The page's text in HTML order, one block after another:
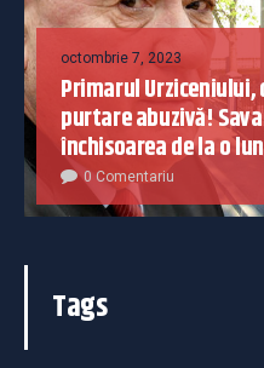
octombrie 7, 2023
Primarul
purtare abuzivă!
închisoarea de la o
0 Comentariu
Tags